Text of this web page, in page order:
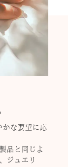
かな要望に応
品と同じよ
ジュエリ